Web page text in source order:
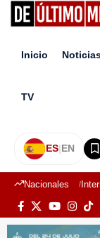
Inicio
TV
ES|EN
Nacionales